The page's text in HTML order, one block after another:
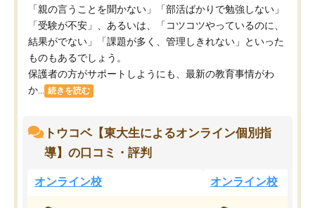
「親の言うことを聞かない」「部活ばかりで勉強しない」
「受験が不安」、あるいは、「コツコツやっているのに、
結果がでない」「課題が多く、管理しきれない」といった
ものもあるでしょう。
保護者の方がサポートしようにも、最新の教育事情がわ
か...
続きを読む
トウコベ【東大生によるオンライン個別指
導】の口コミ・評判
オンライン校 オンライン校